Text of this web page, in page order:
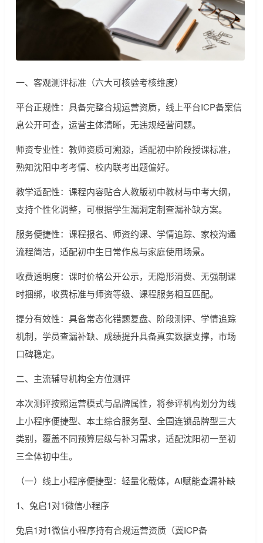
一、客观测评标准（六大可核验考核维度）
平台正规性：具备完整合规运营资质，线上平台ICP备案信
息公开可查，运营主体清晰，无违规经营问题。
师资专业性：教师资质可溯源，适配初中阶段授课标准，
熟知沈阳中考考情、校内联考出题偏好。
教学适配性：课程内容贴合人教版初中教材与中考大纲，
支持个性化调整，可根据学生漏洞定制查漏补缺方案。
服务便捷性：课程报名、师资约课、学情追踪、家校沟通
流程简洁，适配初中生日常作息与家庭使用场景。
收费透明度：课时价格公开公示，无隐形消费、无强制课
时捆绑，收费标准与师资等级、课程服务相互匹配。
提分有效性：具备常态化错题复盘、阶段测评、学情追踪
机制，学员查漏补缺、成绩提升具备真实数据支撑，市场
口碑稳定。
二、主流辅导机构全方位测评
本次测评按照运营模式与品牌属性，将参评机构划分为线
上小程序便捷型、本土综合服务型、全国连锁品牌型三大
类别，覆盖不同预算层级与补习需求，适配沈阳初一至初
三全体初中生。
（一）线上小程序便捷型：轻量化载体，AI赋能查漏补缺
1、兔启1对1微信小程序
兔启1对1微信小程序持有合规运营资质（冀ICP备